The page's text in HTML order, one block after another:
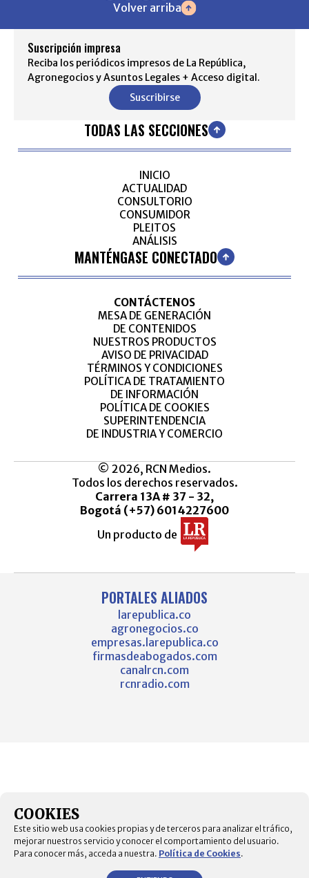
Volver arriba
Suscripción impresa
Reciba los periódicos impresos de La República,
Agronegocios y Asuntos Legales + Acceso digital.
Suscribirse
TODAS LAS SECCIONES
INICIO
ACTUALIDAD
CONSULTORIO
CONSUMIDOR
PLEITOS
ANÁLISIS
MANTÉNGASE CONECTADO
CONTÁCTENOS
MESA DE GENERACIÓN
DE CONTENIDOS
NUESTROS PRODUCTOS
AVISO DE PRIVACIDAD
TÉRMINOS Y CONDICIONES
POLÍTICA DE TRATAMIENTO
DE INFORMACIÓN
POLÍTICA DE COOKIES
SUPERINTENDENCIA
DE INDUSTRIA Y COMERCIO
© 2026, RCN Medios.
Todos los derechos reservados.
Carrera 13A # 37 - 32,
Bogotá (+57) 6014227600
Un producto de
PORTALES ALIADOS
larepublica.co
agronegocios.co
empresas.larepublica.co
firmasdeabogados.com
canalrcn.com
rcnradio.com
COOKIES
Este sitio web usa cookies propias y de terceros para analizar el tráfico,
mejorar nuestros servicio y conocer el comportamiento del usuario.
Para conocer más, acceda a nuestra. Política de Cookies.